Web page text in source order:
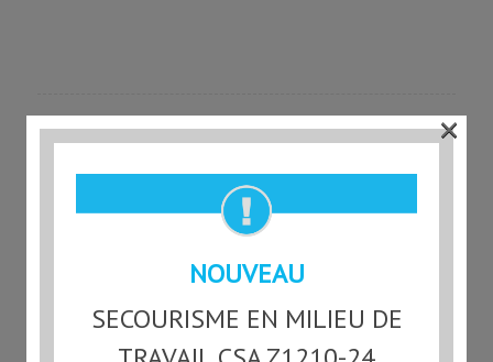
NOUVEAU
SECOURISME EN MILIEU DE
×